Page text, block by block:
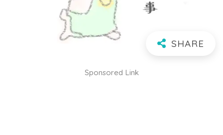
Sponsored Link